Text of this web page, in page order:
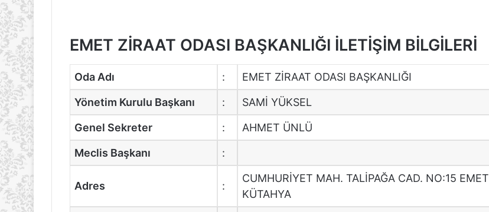
EMET ZİRAAT ODASI BAŞKANLIĞI İLETİŞİM BİLGİLERİ
Oda Adı : EMET ZİRAAT ODASI BAŞKANLIĞI
Yönetim Kurulu Başkanı : SAMİ YÜKSEL
Genel Sekreter : AHMET ÜNLÜ
Meclis Başkanı :
Adres :
CUMHURİYET MAH. TALİPAĞA CAD. NO:15 EMET
KÜTAHYA